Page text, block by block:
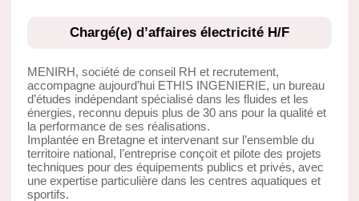
Chargé(e) d’affaires électricité H/F
MENIRH, société de conseil RH et recrutement,
accompagne aujourd’hui ETHIS INGENIERIE, un bureau
d’études indépendant spécialisé dans les fluides et les
énergies, reconnu depuis plus de 30 ans pour la qualité et
la performance de ses réalisations.
Implantée en Bretagne et intervenant sur l’ensemble du
territoire national, l’entreprise conçoit et pilote des projets
techniques pour des équipements publics et privés, avec
une expertise particulière dans les centres aquatiques et
sportifs.